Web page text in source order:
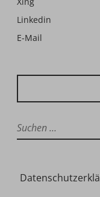
Linkedin
E-Mail
Suchen
nach: